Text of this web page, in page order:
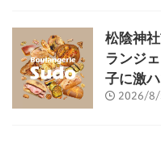
松陰神
ランジ
子に激
2026/8/